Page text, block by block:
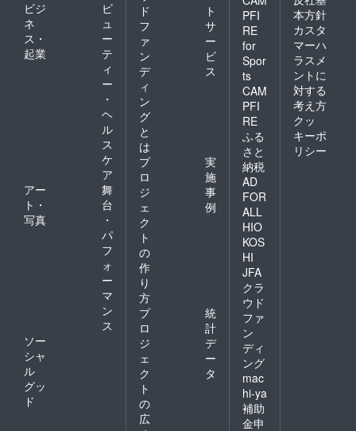
ビジ
ネ
ス・
起業
ビ
ュ
ー
テ
ィ
ー
・
ヘ
ル
ス
ケ
ア
アー
ト・
写真
舞
台
・
パ
フ
ォ
ー
マ
ン
ス
ソー
シャ
ル
グッ
ド
ド
フ
ァ
ン
デ
ィ
ン
グ
と
は
ト
サ
ー
ビ
ス
プ
ロ
ジ
ェ
ク
ト
の
作
り
方
実
施
事
例
プ
ロ
ジ
ェ
ク
ト
の
広
統
計
デ
ー
タ
PFI
RE
for
Spor
ts
CAM
PFI
RE
ふる
さと
納税
AD
FOR
ALL
HIO
KOS
HI
JFA
クラ
ウド
ファ
ン
ディ
ング
mac
hi-ya
補助
金申
本方針
カスタ
マーハ
ラスメ
ントに
対する
考え方
クッ
キーポ
リシー